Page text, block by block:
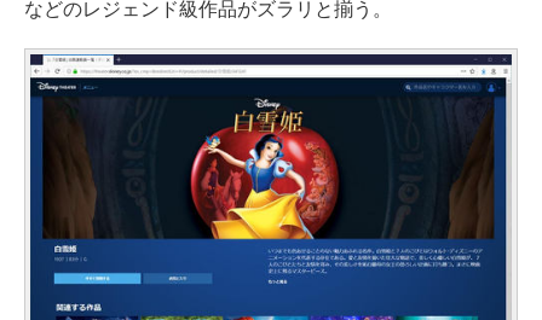
などのレジェンド級作品がズラリと揃う。